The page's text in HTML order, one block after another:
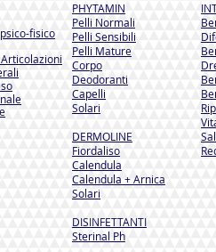
fisico
PHYTAMIN
Pelli Normali
Pelli Sensibili
Pelli Mature
Corpo
Deodoranti
Capelli
Solari
DERMOLINE
Fiordaliso
Calendula
Calendula + Arnica
Solari
DISINFETTANTI
Sterinal Ph​